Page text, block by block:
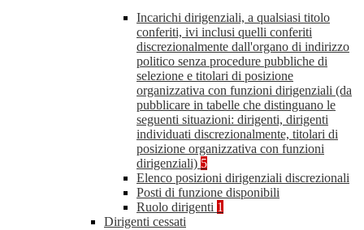
Incarichi dirigenziali, a qualsiasi titolo
conferiti, ivi inclusi quelli conferiti
discrezionalmente dall'organo di indirizzo
politico senza procedure pubbliche di
selezione e titolari di posizione
organizzativa con funzioni dirigenziali (da
pubblicare in tabelle che distinguano le
seguenti situazioni: dirigenti, dirigenti
individuati discrezionalmente, titolari di
posizione organizzativa con funzioni
dirigenziali) 5
Elenco posizioni dirigenziali discrezionali
Posti di funzione disponibili
Ruolo dirigenti 1
Dirigenti cessati